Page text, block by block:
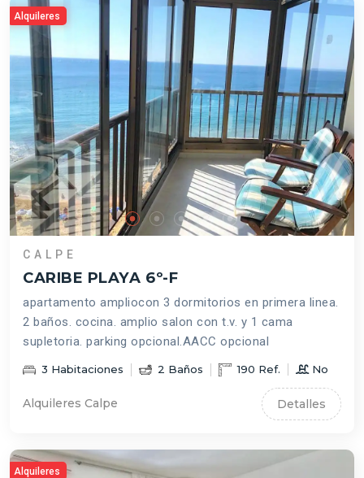
Alquileres
CALPE
CARIBE PLAYA 6º-F
apartamento ampliocon 3 dormitorios en primera linea.
2 baños. cocina. amplio salon con t.v. y 1 cama
supletoria. parking opcional.AACC opcional
3 Habitaciones 2 Baños 190 Ref. No
Alquileres Calpe Detalles
Alquileres